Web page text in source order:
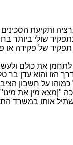
ותקיעת הסכינים
שולי ביותר
של פקידה או
לתחמן את כולם
הזו והוא עדן בר
על חשבון
"|מצא מין את